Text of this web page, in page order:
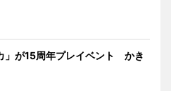
」が15周年プレイベント かき